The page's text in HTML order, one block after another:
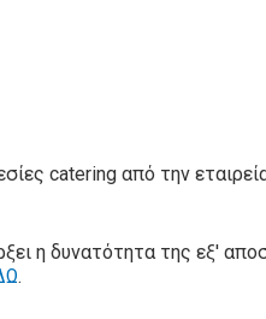
catering από την
η δυνατότητα της εξ'
.